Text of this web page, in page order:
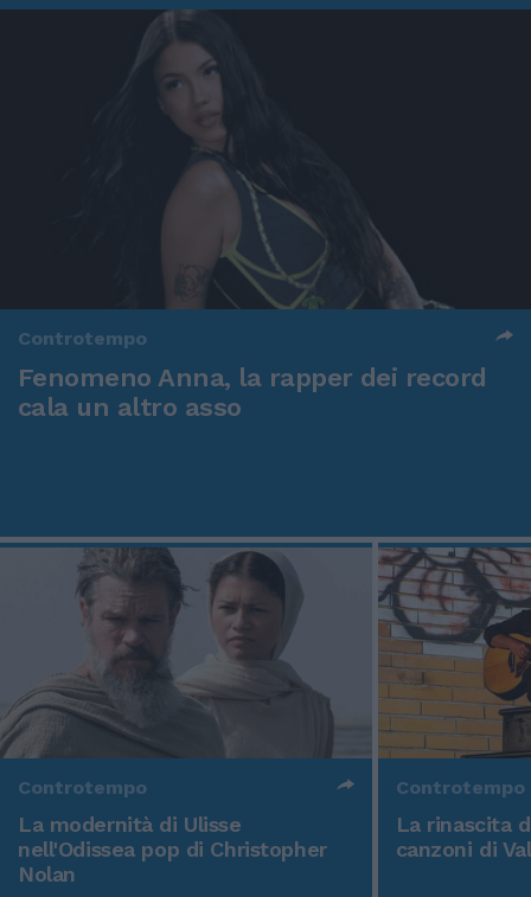
Controtempo
Fenomeno Anna, la rapper dei record
cala un altro asso
Controtempo
La modernità di Ulisse
nell'Odissea pop di Christopher
Nolan
Controtempo
La rinascita
canzoni di